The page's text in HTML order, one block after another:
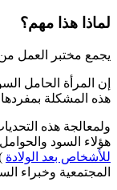
لماذا هذا مهم؟
يجمع مختبر العمل
إن المرأة الحامل
هذه المشكلة
ولمعالجة هذه
هؤلاء السود
للأشخاص بعد الولادة
المجتمعية وخبراء